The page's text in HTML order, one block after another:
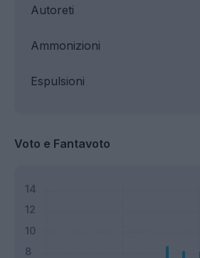
Ammonizioni
Espulsioni
Autoreti
Voto e Fantavoto